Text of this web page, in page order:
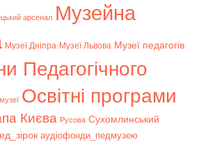
арсенал Музейна
Музеї Дніпра Музеї Львова Музеї педагогів
Педагогічного
Освітні програми
Києва Русова Сухомлинський
аудіофонди_педмузею